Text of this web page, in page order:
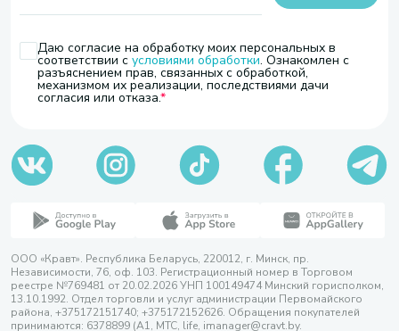
Даю согласие на обработку моих персональных в
соответствии с условиями обработки. Ознакомлен с
разъяснением прав, связанных с обработкой,
механизмом их реализации, последствиями дачи
согласия или отказа.
ООО «Кравт». Республика Беларусь, 220012, г. Минск, пр.
Независимости, 76, оф. 103. Регистрационный номер в Торговом
реестре №769481 от 20.02.2026 УНП 100149474 Минский горисполком,
13.10.1992. Отдел торговли и услуг администрации Первомайского
района, +375172151740; +375172152626. Обращения покупателей
принимаются: 6378899 (А1, МТС, life, imanager@cravt.by.